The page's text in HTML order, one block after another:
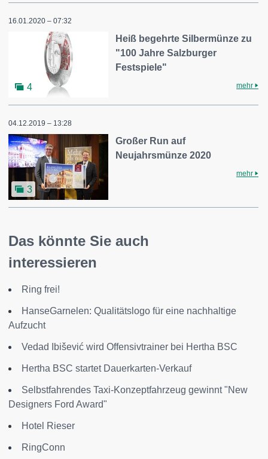
16.01.2020 – 07:32
4
Heiß begehrte Silbermünze zu
"100 Jahre Salzburger
Festspiele"
mehr
04.12.2019 – 13:28
3
Großer Run auf
Neujahrsmünze 2020
mehr
Das könnte Sie auch
interessieren
Ring frei!
HanseGarnelen: Qualitätslogo für eine nachhaltige
Aufzucht
Vedad Ibišević wird Offensivtrainer bei Hertha BSC
Hertha BSC startet Dauerkarten-Verkauf
Selbstfahrendes Taxi-Konzeptfahrzeug gewinnt "New
Designers Ford Award"
Hotel Rieser
RingConn